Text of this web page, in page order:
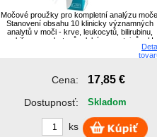
Močové proužky pro kompletní analýzu
Stanovení obsahu 10 klinicky významných
analytů v moči - krve, leukocytů, bilirubinu,
urobilinogenu, ketonů, glukózy, proteinů, pH,
Cena: 17,85 €
Dostupnosť: Skladom
ks